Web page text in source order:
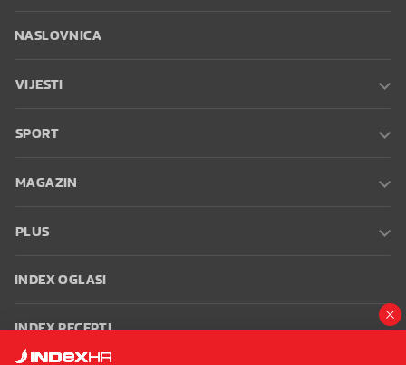
NASLOVNICA
VIJESTI
SPORT
MAGAZIN
PLUS
INDEX OGLASI
INDEX RECEPTI